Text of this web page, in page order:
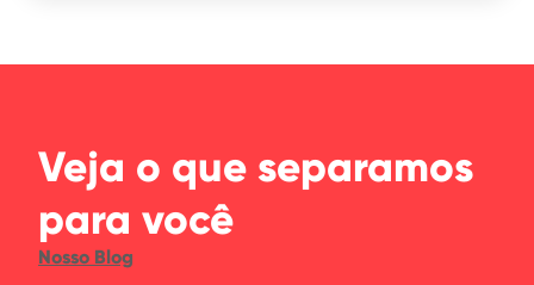
Veja o que separamos
para você
Nosso Blog